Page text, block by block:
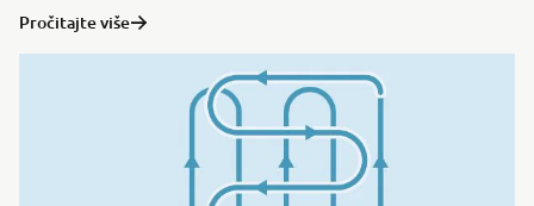
Pročitajte više